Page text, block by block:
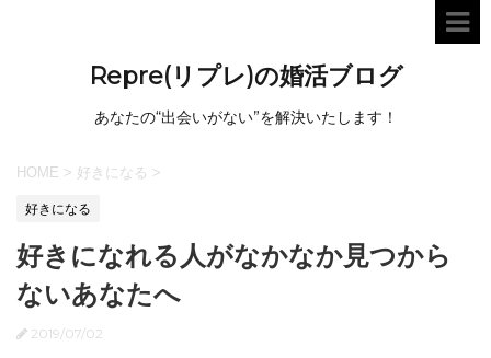
Repre(リプレ)の婚活ブログ
あなたの“出会いがない”を解決いたします！
HOME > 好きになる >
好きになる
好きになれる人がなかなか見つから
ないあなたへ
2019/07/02